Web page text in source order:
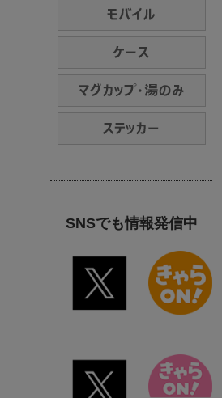
SNSでも情報発信中